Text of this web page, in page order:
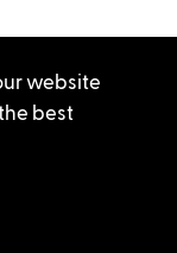
website
best